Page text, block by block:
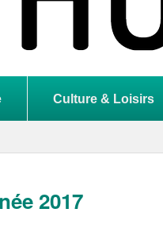
Culture & Loisirs
2017